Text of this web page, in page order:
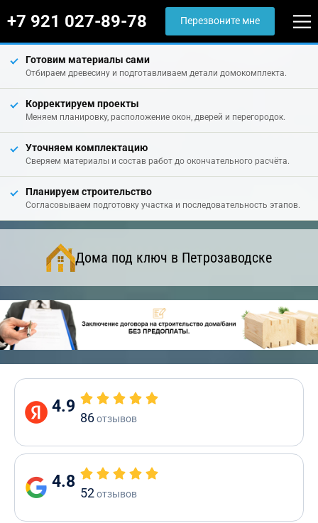
+7 921 027-89-78 Перезвоните мне
Готовим материалы сами
Отбираем древесину и подготавливаем детали домокомплекта.
Корректируем проекты
Меняем планировку, расположение окон, дверей и перегородок.
Уточняем комплектацию
Сверяем материалы и состав работ до окончательного расчёта.
Планируем строительство
Согласовываем подготовку участка и последовательность этапов.
Дома под ключ в Петрозаводске
4.9
86отзывов
4.8
52отзывов